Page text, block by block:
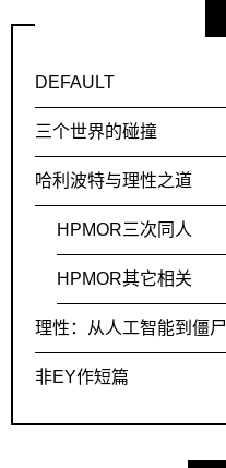
DEFAULT
三个世界的碰撞
哈利波特与理性之道
HPMOR三次同人
HPMOR其它相关
理性：从人工智能到僵尸
非EY作短篇